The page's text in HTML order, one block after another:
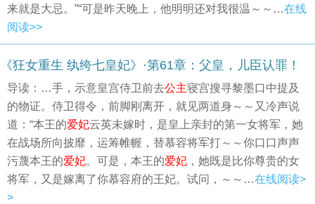
来就是大忌。”“可是昨天晚上，他明明还对我很温～～…在线
阅读>>
《狂女重生 纨绔七皇妃》·第61章：父皇，儿臣认罪！
导读：…手，示意皇宫侍卫前去公主寝宫搜寻黎墨口中提及
的物证。侍卫得令，前脚刚离开，就见两道身～～又冷声说
道：“本王的爱妃云英未嫁时，是皇上亲封的第一女将军，她
在战场所向披靡，运筹帷幄，替慕容将军打～～你口口声声
污蔑本王的爱妃。可是，本王的爱妃 ，她既是比你尊贵的女
将军，又是嫁离了你慕容府的王妃。试问，～～…在线阅读>
>